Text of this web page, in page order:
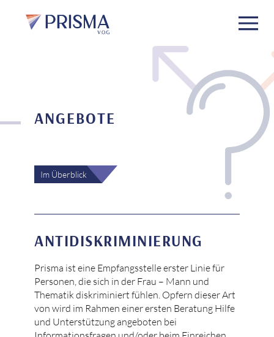
ANTIDISKRIMINIERUNG
Prisma ist eine Empfangsstelle erster Linie für
Personen, die sich in der Frau – Mann und
Thematik diskriminiert fühlen. Opfern dieser Art
von wird im Rahmen einer ersten Beratung Hilfe
und Unterstützung angeboten bei
Im Überblick
FRAUENHAUS
AMBULANTE BEGLEITUNG
SCHWANGERSCHAFTSKONFLIKTBERATUNG
ANGEBOTE